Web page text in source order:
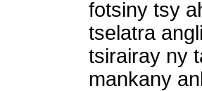
fotsiny tsy
tselatra
tsirairay ny
mankany